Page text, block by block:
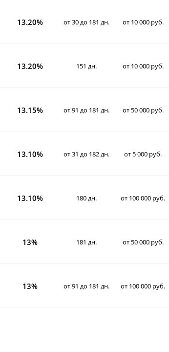
13.20% от 30 до 181 дн. от 10 000 руб.
13.20% 151 дн. от 10 000 руб.
13.15% от 91 до 181 дн. от 50 000 руб.
13.10% от 31 до 182 дн. от 5 000 руб.
13.10% 180 дн. от 100 000 руб.
13% 181 дн. от 50 000 руб.
13% от 91 до 181 дн. от 100 000 руб.